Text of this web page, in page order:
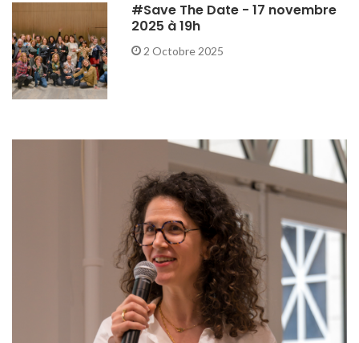
#Save The Date - 17 novembre
2025 à 19h
2 Octobre 2025